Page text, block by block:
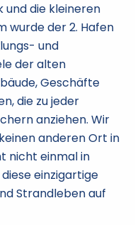
und die kleineren
wurde der 2. Hafen
und
der alten
Geschäfte
die zu jeder
anziehen. Wir
anderen Ort in
nicht einmal in
einzigartige
Strandleben auf